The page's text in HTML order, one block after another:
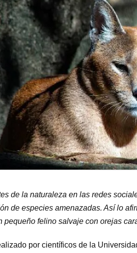
de la naturaleza en las redes
de especies amenazadas. Así lo
pequeño felino salvaje con orejas
por científicos de la